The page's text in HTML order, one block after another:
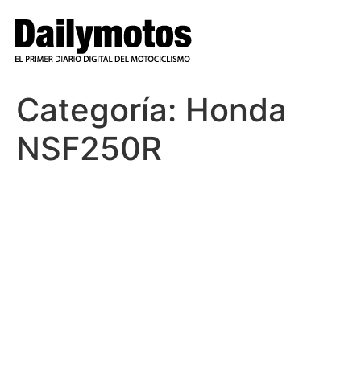
contenido
Categoría: Honda
NSF250R